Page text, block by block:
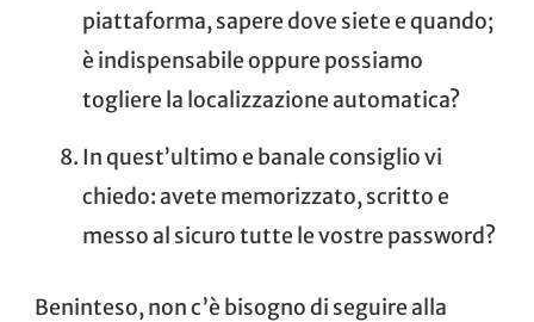
piattaforma, sapere dove siete e quando;
è indispensabile oppure possiamo
togliere la localizzazione automatica?
In quest’ultimo e banale consiglio vi
chiedo: avete memorizzato, scritto e
messo al sicuro tutte le vostre password?
Beninteso, non c’è bisogno di seguire alla